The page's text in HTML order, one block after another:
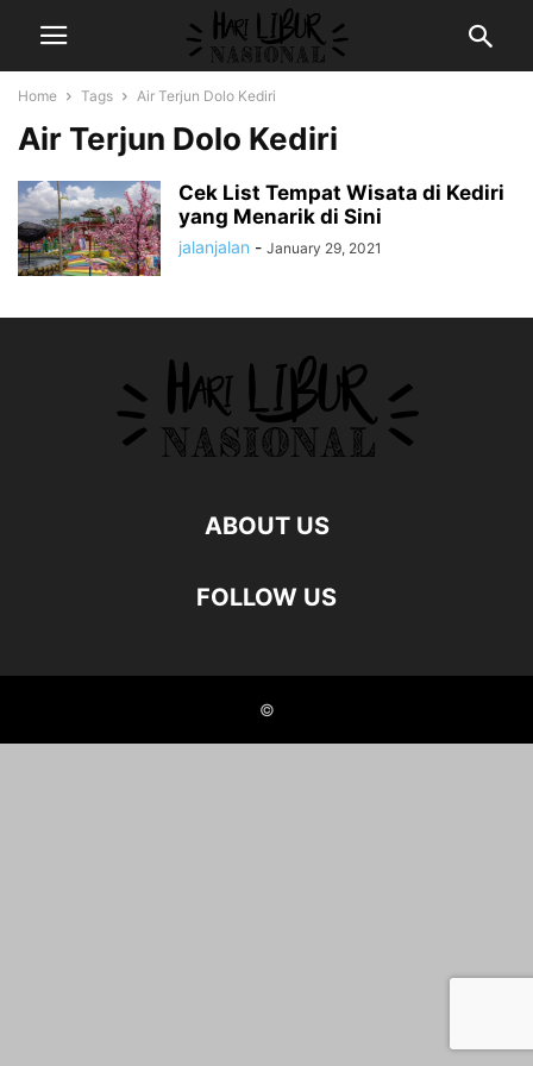
Home Tags Air Terjun Dolo Kediri
Air Terjun Dolo Kediri
Cek List Tempat Wisata di Kediri
yang Menarik di Sini
jalanjalan - January 29, 2021
ABOUT US
FOLLOW US
©